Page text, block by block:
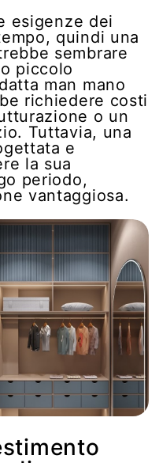
esigenze dei
quindi una
sembrare
piccolo
man mano
richiedere costi
o un
Tuttavia, una
e
la sua
periodo,
vantaggiosa.